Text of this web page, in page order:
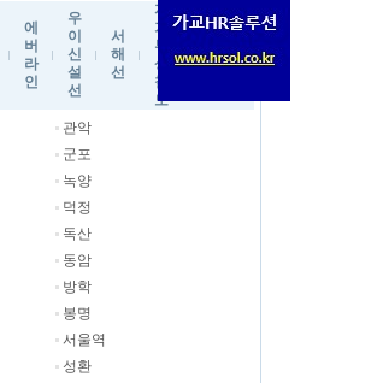
에
버
라
인
우
이
신
설
선
서
해
선
자
기
부
상
철
도
김
골
신
림
선
관악
군포
녹양
덕정
독산
동암
방학
봉명
서울역
성환